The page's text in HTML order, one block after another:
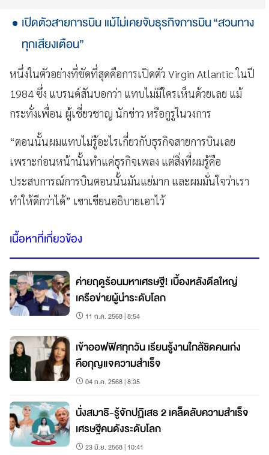
เปิดตัวสายการบิน แม้ไม่เคยจับธุรกิจการบิน “สวนทาง
ทุกเสียงเตือน”
หนึ่งในตัวอย่างที่ชัดที่สุดคือการเปิดตัว Virgin Atlantic ในปี
1984 ซึ่ง แบรนด์สันบอกว่า แทบไม่มีใครเห็นด้วยเลย แม้
กระทั่งเพื่อน ผู้เชี่ยวชาญ นักข่าว หรือกูรูในวงการ
“ตอนนั้นผมแทบไม่รู้อะไรเกี่ยวกับธุรกิจสายการบินเลย
เพราะก่อนหน้านั้นทำแค่ธุรกิจเพลง แต่สิ่งที่ผมรู้คือ
ประสบการณ์การบินตอนนั้นมันแย่มาก และผมมั่นใจว่าเรา
ทำให้ดีกว่าได้” เขาเขียนอธิบายเอาไว้
เนื้อหาที่เกี่ยวข้อง
ค่ายฤดูร้อนมหาเศรษฐี! เบื้องหลังดีลใหญ่
เครือข่ายผู้นำระดับโลก
11 ก.ค. 2568 | 8:54
เข้าออฟฟิศทุกวัน เรียนรู้งานใกล้ชิดคนเก่ง
คือกุญแจความสำเร็จ
04 ก.ค. 2568 | 8:35
นั่งสมาธิ-รู้จักปฏิเสธ 2 เคล็ดลับความสำเร็จ
เศรษฐีคนดังระดับโลก
23 มิ.ย. 2568 | 10:41